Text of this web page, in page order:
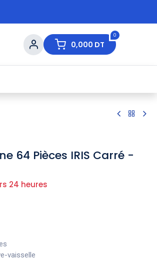
0
0,000 DT
64 Pièces IRIS Carré -
24 heures
vaisselle